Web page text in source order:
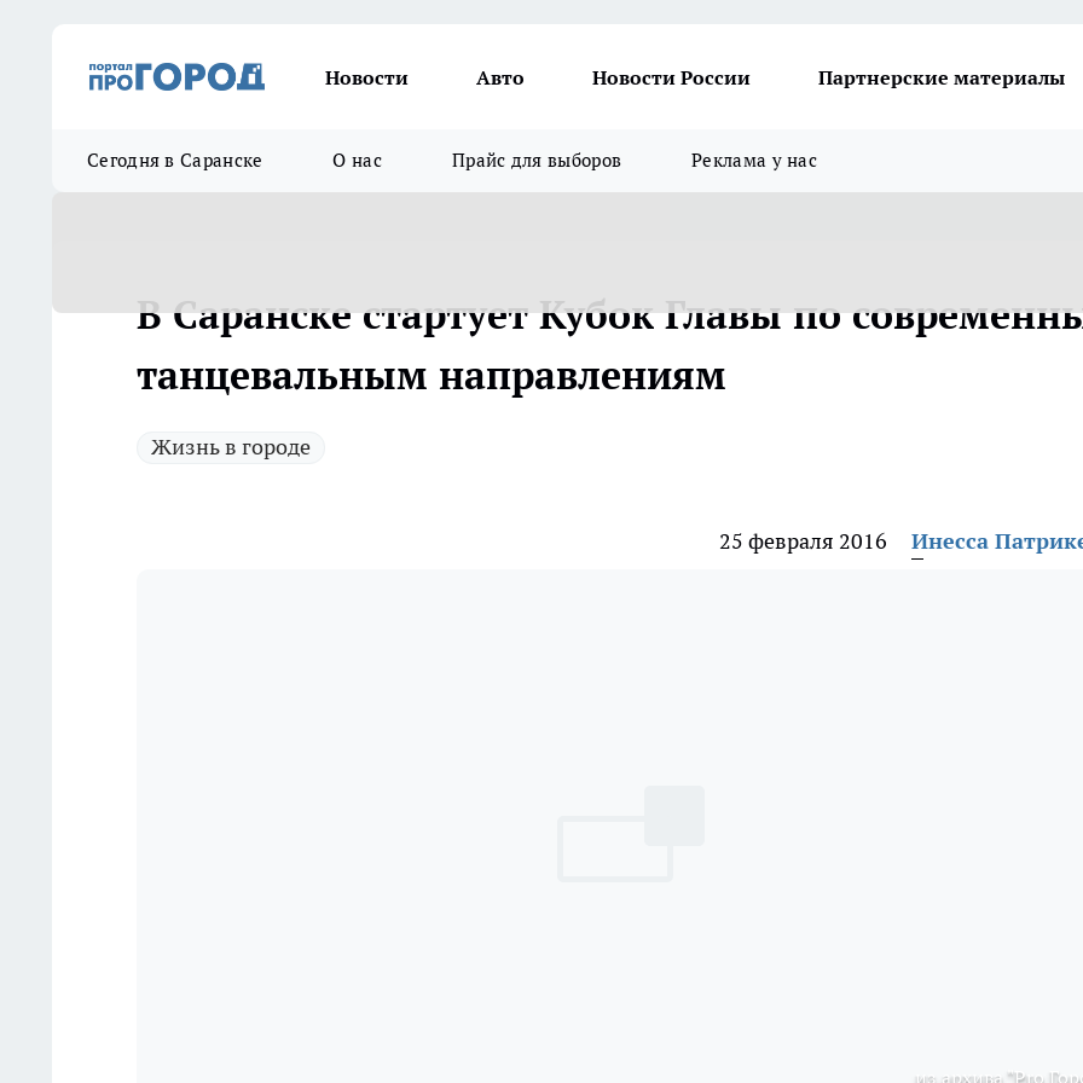
Новости Авто Новости России Партнерские материалы
Сегодня в Саранске О нас Прайс для выборов Реклама у нас
В Саранске стартует Кубок Главы по
танцевальным направлениям
Жизнь в городе
25 февраля 2016 Инесса
из архива "Pro